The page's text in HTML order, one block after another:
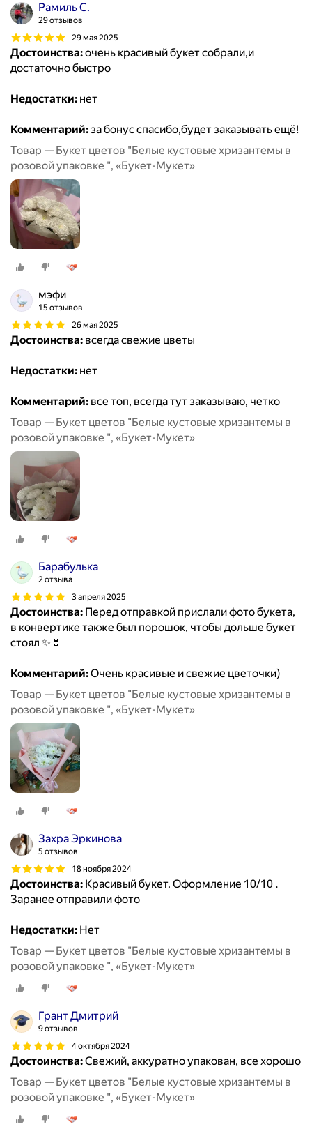
Рамиль С.
29 отзывов
29 мая 2025
Достоинства:очень красивый букет собрали,и
достаточно быстро
Недостатки: нет
Комментарий:за бонус спасибо,будет заказывать ещё!
Товар — Букет цветов "Белые кустовые хризантемы в
розовой упаковке ", «Букет-Мукет»
мэфи
15 отзывов
26 мая 2025
Достоинства: всегда свежие цветы
Недостатки: нет
Комментарий: все топ, всегда тут заказываю, четко
Товар — Букет цветов "Белые кустовые хризантемы в
розовой упаковке ", «Букет-Мукет»
Барабулька
2 отзыва
3 апреля 2025
Достоинства: Перед отправкой прислали фото букета,
в конвертике также был порошок, чтобы дольше букет
стоял ✨🌷
Комментарий:Очень красивые и свежие цветочки)
Товар — Букет цветов "Белые кустовые хризантемы в
розовой упаковке ", «Букет-Мукет»
Захра Эркинова
5 отзывов
18 ноября 2024
Достоинства: Красивый букет. Оформление 10/10 .
Заранее отправили фото
Недостатки: Нет
Товар — Букет цветов "Белые кустовые хризантемы в
розовой упаковке ", «Букет-Мукет»
Грант Дмитрий
9 отзывов
4 октября 2024
Достоинства:Свежий, аккуратно упакован, все хорошо
Товар — Букет цветов "Белые кустовые хризантемы в
розовой упаковке ", «Букет-Мукет»